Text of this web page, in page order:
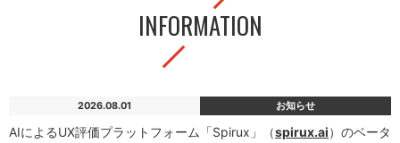
INFORMATION
2026.08.01 お知らせ
AIによるUX評価プラットフォーム「Spirux」（spirux.ai）のベータ